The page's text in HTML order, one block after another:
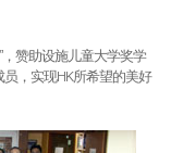
赞助设施儿童大学奖学
，实现HK所希望的美好